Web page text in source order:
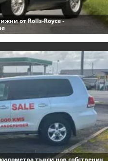
от Rolls-Royce -
търси нов собственик